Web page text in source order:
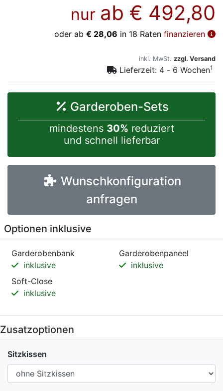
nur ab € 492,80
oder ab € 28,06 in 18 Raten finanzieren
inkl. MwSt. zzgl. Versand
Lieferzeit: 4 - 6 Wochen1
Garderoben-Sets
mindestens 30% reduziert
und schnell lieferbar
Wunschkonfiguration
anfragen
Optionen inklusive
Garderobenbank
inklusive
Garderobenpaneel
inklusive
Soft-Close
inklusive
Zusatzoptionen
Sitzkissen